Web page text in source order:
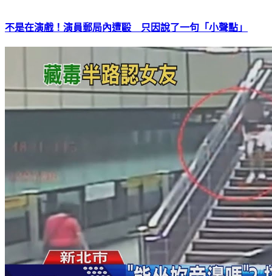
不是在演戲！演員郵局內遭毆 只因說了一句「小聲點」